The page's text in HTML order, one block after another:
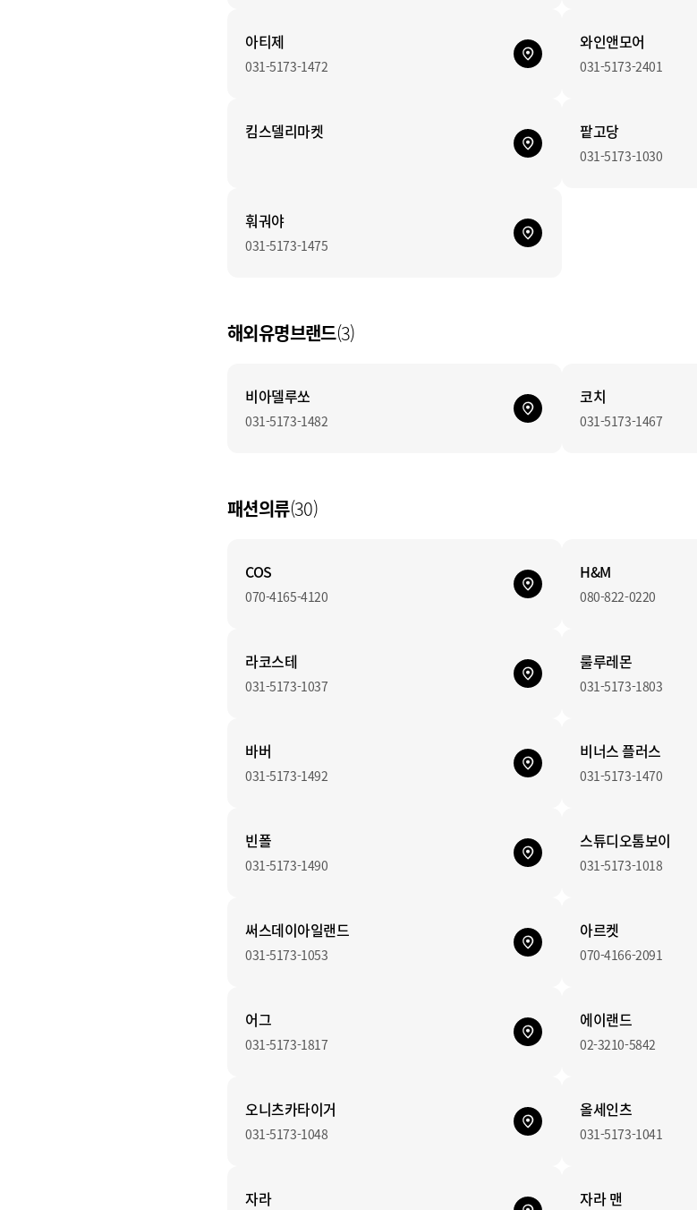
아티제
031-5173-1472
와인앤모어
031-5173-2401
킴스델리마켓 팥고당
031-5173-1030
훠궈야
031-5173-1475
해외유명브랜드(3)
비아델루쏘
031-5173-1482
코치
031-5173-1467
패션의류(30)
COS
070-4165-4120
H&M
080-822-0220
라코스테
031-5173-1037
룰루레몬
031-5173-1803
바버
031-5173-1492
비너스 플러스
031-5173-1470
빈폴
031-5173-1490
스튜디오톰보이
031-5173-1018
써스데이아일랜드
031-5173-1053
아르켓
070-4166-2091
어그
031-5173-1817
에이랜드
02-3210-5842
오니츠카타이거
031-5173-1048
올세인츠
031-5173-1041
자라 자라 맨